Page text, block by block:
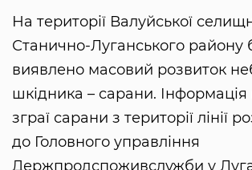
На території Валуйської
Станично-Луганського району
виявлено масовий розвиток
шкідника – сарани. Інформація
зграї сарани з території лінії
до Головного управління
Держпродспоживслужби у